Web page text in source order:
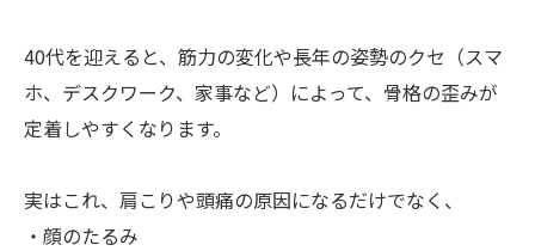
40代を迎えると、筋力の変化や長年の姿勢のクセ（スマ
ホ、デスクワーク、家事など）によって、骨格の歪みが
定着しやすくなります。
実はこれ、肩こりや頭痛の原因になるだけでなく、
・顔のたるみ